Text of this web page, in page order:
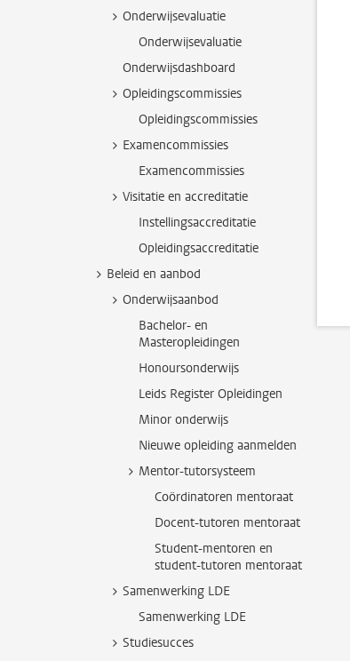
Onderwijsevaluatie
Onderwijsevaluatie
Onderwijsdashboard
Opleidingscommissies
Opleidingscommissies
Examencommissies
Examencommissies
Visitatie en accreditatie
Instellingsaccreditatie
Opleidingsaccreditatie
Beleid en aanbod
Onderwijsaanbod
Bachelor- en
Masteropleidingen
Honoursonderwijs
Leids Register Opleidingen
Minor onderwijs
Nieuwe opleiding aanmelden
Mentor-tutorsysteem
Coördinatoren mentoraat
Docent-tutoren mentoraat
Student-mentoren en
student-tutoren mentoraat
Samenwerking LDE
Samenwerking LDE
Studiesucces